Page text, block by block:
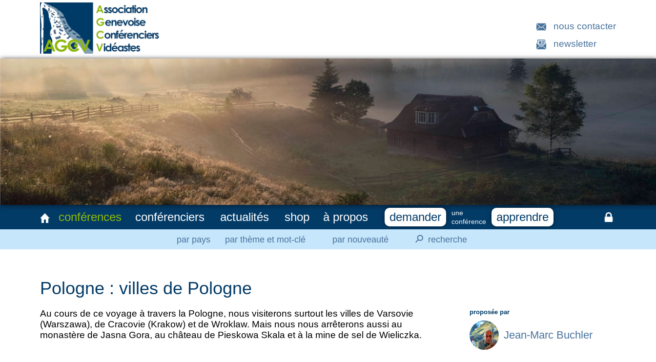
nous contacter
newsletter
conférences
par pays par thème et mot-clé par nouveauté ⚲ recherche
conférenciers actualités shop à propos demander
une
conférence
apprendre
Pologne : villes de Pologne
Au cours de ce voyage à travers la Pologne, nous visiterons surtout les villes de Varsovie
(Warszawa), de Cracovie (Krakow) et de Wroklaw. Mais nous nous arrêterons aussi au
monastère de Jasna Gora, au château de Pieskowa Skala et à la mine de sel de Wieliczka.
proposée par
Jean-Marc Buchler